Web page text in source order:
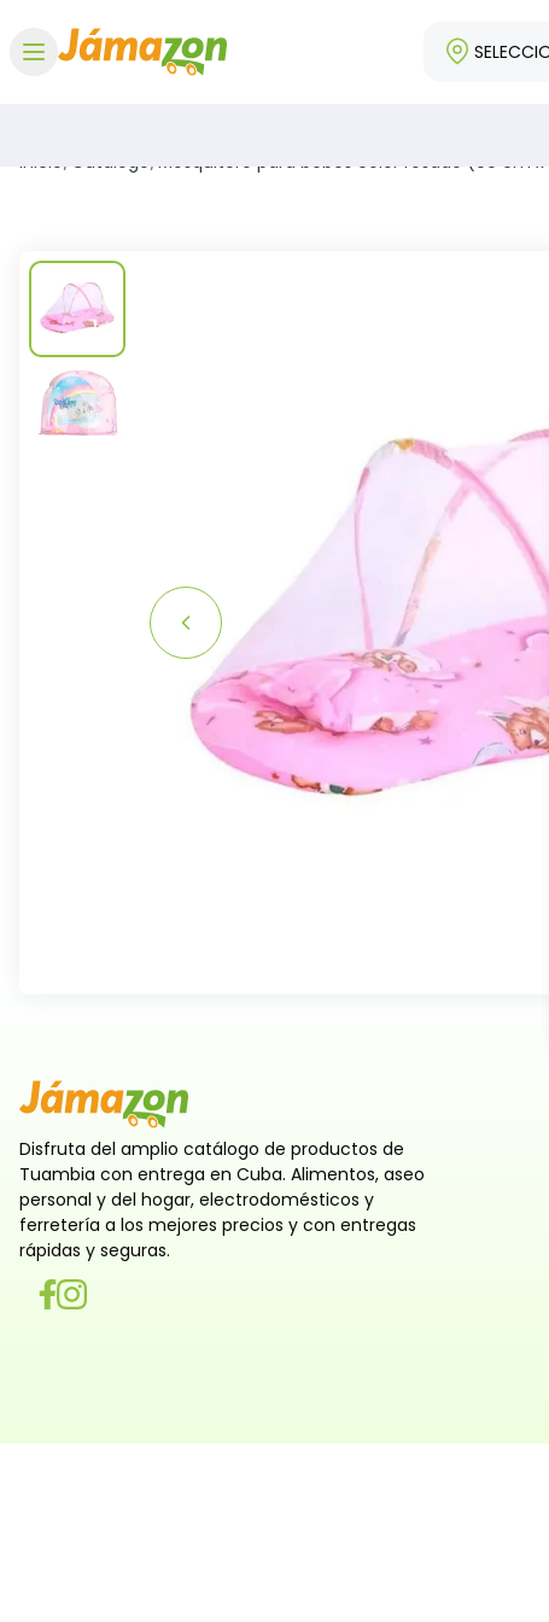
Inicio/ Catálogo/ Mosquitero para bebés color rosado (90 cm
Disfruta del amplio catálogo de productos de
Tuambia con entrega en Cuba. Alimentos, aseo
personal y del hogar, electrodomésticos y
ferretería a los mejores precios y con entregas
rápidas y seguras.